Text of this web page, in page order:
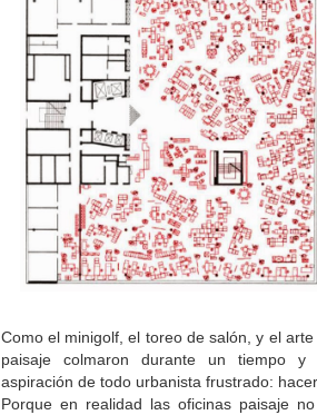
Como el minigolf, el toreo de salón, y el
paisaje colmaron durante un tiempo
aspiración de todo urbanista frustrado:
Porque en realidad las oficinas paisaje